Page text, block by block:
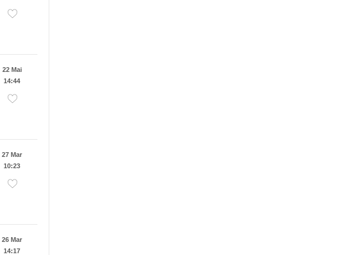
22 Mai
14:44
27 Mar
10:23
26 Mar
14:17